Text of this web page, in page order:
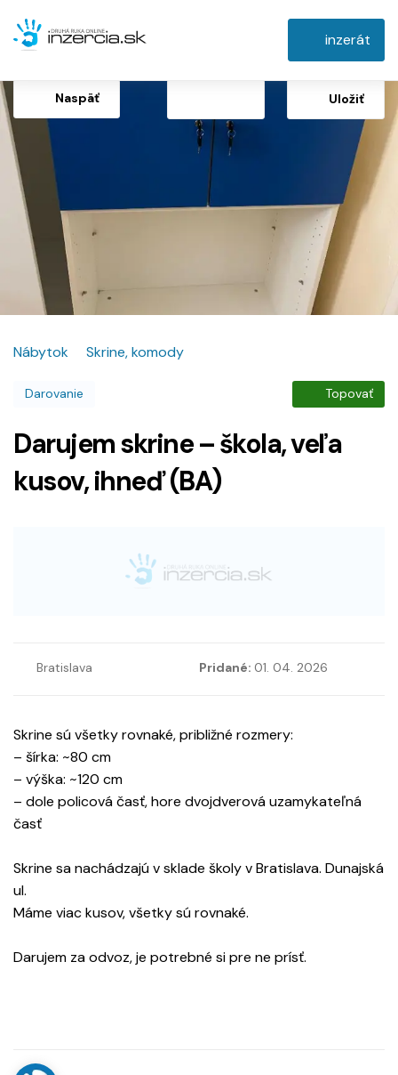
inzerát
Naspäť Uložiť
Nábytok Skrine, komody
Darovanie Topovať
Darujem skrine – škola, veľa
kusov, ihneď (BA)
Bratislava Pridané: 01. 04. 2026
Skrine sú všetky rovnaké, približné rozmery:
– šírka: ~80 cm
– výška: ~120 cm
– dole policová časť, hore dvojdverová uzamykateľná
časť
Skrine sa nachádzajú v sklade školy v Bratislava. Dunajská
ul.
Máme viac kusov, všetky sú rovnaké.
Darujem za odvoz, je potrebné si pre ne prísť.